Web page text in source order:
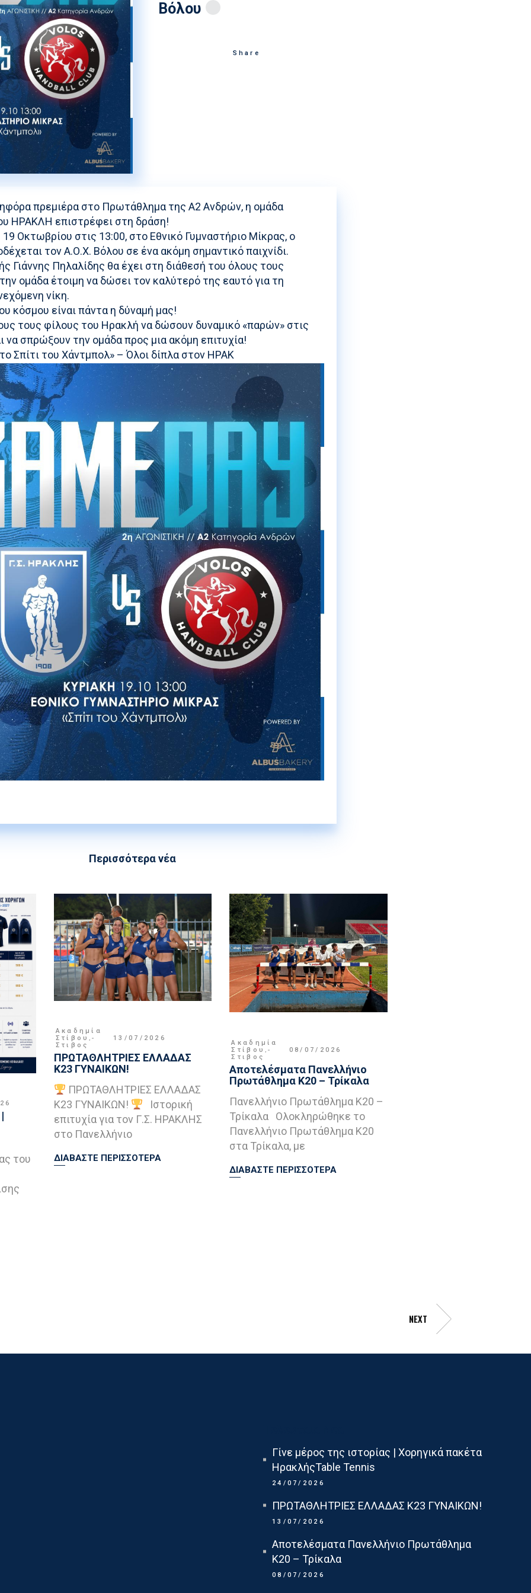
Στίβος
Κολύμβηση
Συγχρονισμένη Κολύμβηση
Καταδύσεις
Χειροσφαίριση Ανδρών
Ξιφασκία
Πινγκ Πονγκ
Ποδηλασία
Ακαδημία Υδατοσφαίρισης
Βόλου
Share
πρεμιέρα στο Πρωτάθλημα της Α2 Ανδρών, η ομάδα
ΗΡΑΚΛΗ επιστρέφει στη δράση!
19 Οκτωβρίου στις 13:00, στο Εθνικό Γυμναστήριο Μίκρας, ο
τον Α.Ο.Χ. Βόλου σε ένα ακόμη σημαντικό παιχνίδι.
Γιάννης Πηλαλίδης θα έχει στη διάθεσή του όλους τους
ομάδα έτοιμη να δώσει τον καλύτερό της εαυτό για τη
νίκη.
κόσμου είναι πάντα η δύναμή μας!
τους φίλους του Ηρακλή να δώσουν δυναμικό «παρών» στις
να σπρώξουν την ομάδα προς μια ακόμη επιτυχία!
Σπίτι του Χάντμπολ» – Όλοι δίπλα στον ΗΡΑΚ
Περισσότερα νέα
του
Ακαδημία
Στίβου ,
Στιβος
13/07/2026
ΠΡΩΤΑΘΛΗΤΡΙΕΣ ΕΛΛΑΔΑΣ
Κ23 ΓΥΝΑΙΚΩΝ!
ΠΡΩΤΑΘΛΗΤΡΙΕΣ ΕΛΛΑΔΑΣ
Κ23 ΓΥΝΑΙΚΩΝ!
Ιστορική
επιτυχία για τον Γ.Σ. ΗΡΑΚΛΗΣ
στο Πανελλήνιο
ΔΙΑΒΑΣΤΕ ΠΕΡΙΣΣΟΤΕΡΑ
Ακαδημία
Στίβου ,
Στιβος
08/07/2026
Αποτελέσματα Πανελλήνιο
Πρωτάθλημα Κ20 – Τρίκαλα
Πανελλήνιο Πρωτάθλημα Κ20 –
Τρίκαλα Ολοκληρώθηκε το
Πανελλήνιο Πρωτάθλημα Κ20
στα Τρίκαλα, με
ΔΙΑΒΑΣΤΕ ΠΕΡΙΣΣΟΤΕΡΑ
NEXT
Γίνε μέρος της ιστορίας | Χορηγικά πακέτα
ΗρακλήςTable Tennis
24/07/2026
ΠΡΩΤΑΘΛΗΤΡΙΕΣ ΕΛΛΑΔΑΣ Κ23 ΓΥΝΑΙΚΩΝ!
13/07/2026
Αποτελέσματα Πανελλήνιο Πρωτάθλημα
Κ20 – Τρίκαλα
08/07/2026